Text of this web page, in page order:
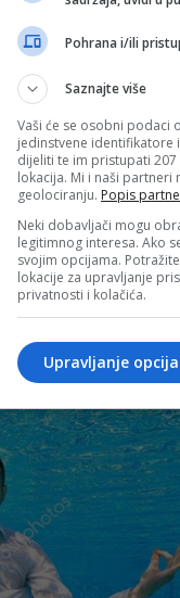
Pohrana i/ili
Saznajte više
Vaši će se osobni podaci
jedinstvene identifikatore
dijeliti te im pristupati
lokacija. Mi i naši
geolociranju. Popis
Neki dobavljači mogu
legitimnog interesa. Ako
svojim opcijama.
lokacije za upravljanje
privatnosti i kolačića.
Upravljanje